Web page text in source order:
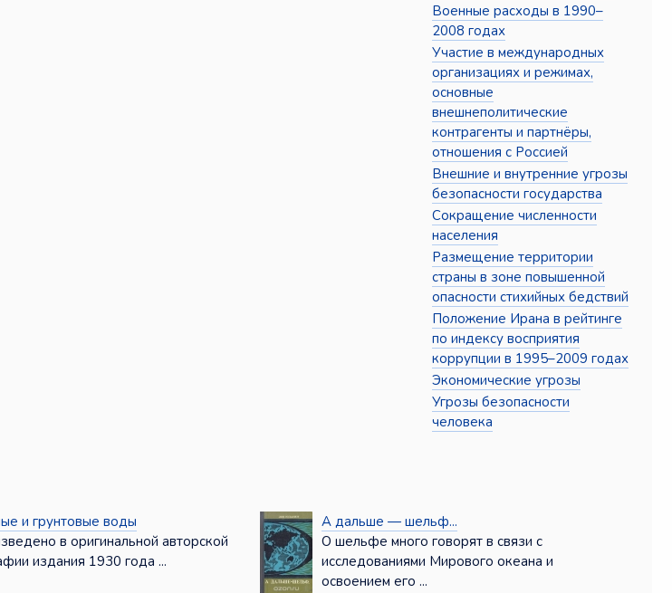
Военные расходы в 1990–
2008 годах
Участие в международных
организациях и режимах,
основные
внешнеполитические
контрагенты и партнёры,
отношения с Россией
Внешние и внутренние угрозы
безопасности государства
Сокращение численности
населения
Размещение территории
страны в зоне повышенной
опасности стихийных бедствий
Положение Ирана в рейтинге
по индексу восприятия
коррупции в 1995–2009 годах
Экономические угрозы
Угрозы безопасности
человека
и грунтовые воды
в оригинальной авторской
издания 1930 года ...
А дальше — шельф...
О шельфе много говорят в связи с
исследованиями Мирового океана и
освоением его ...